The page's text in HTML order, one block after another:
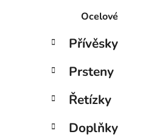
Ocelové
Přívěsky
Prsteny
Řetízky
Doplňky